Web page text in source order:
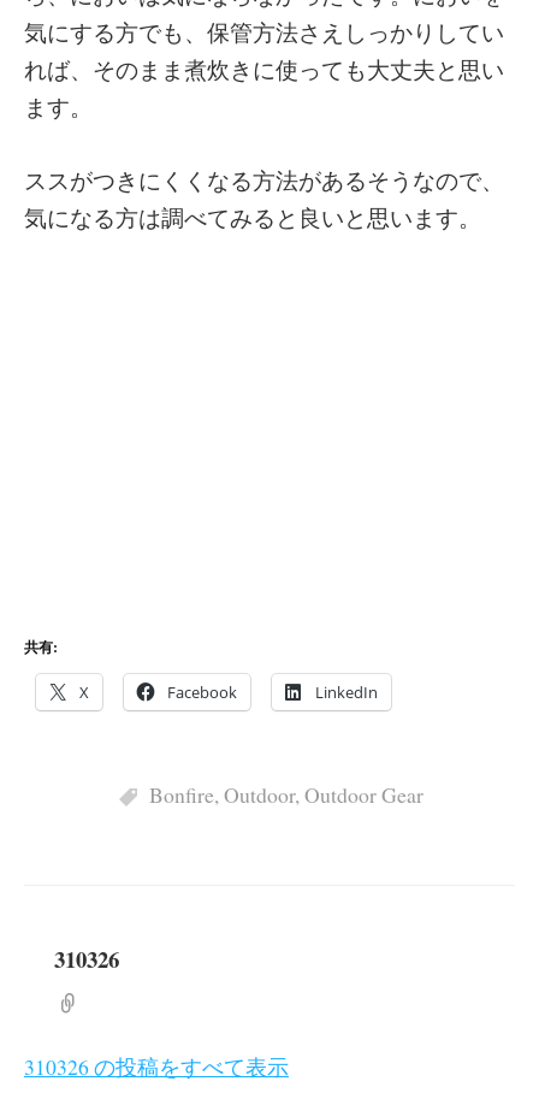
気にする方でも、保管方法さえしっかりしてい
れば、そのまま煮炊きに使っても大丈夫と思い
ます。
ススがつきにくくなる方法があるそうなので、
気になる方は調べてみると良いと思います。
共有:
X Facebook LinkedIn
Bonfire,Outdoor,Outdoor Gear
310326
310326 の投稿をすべて表示